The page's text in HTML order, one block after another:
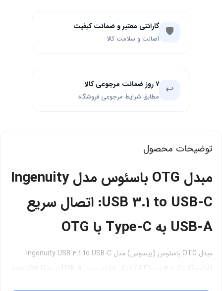
🛡️ گارانتی معتبر و ضمانت کیفیت
اصالت و سلامت کالا
↩️ ۷ روز ضمانت مرجوعی کالا
مطابق شرایط مرجوعی فروشگاه
توضیحات محصول
مبدل OTG باسئوس مدل Ingenuity
USB 3.1 to USB-C: اتصال سریع
USB-A به Type-C با OTG
مبدل OTG باسئوس (بیسوس) مدل Ingenuity USB 3.1 to USB-C
(ZJJQ000101 یا ZJJQ000103) یک آداپتور مینی USB-A نر به USB-C ماده